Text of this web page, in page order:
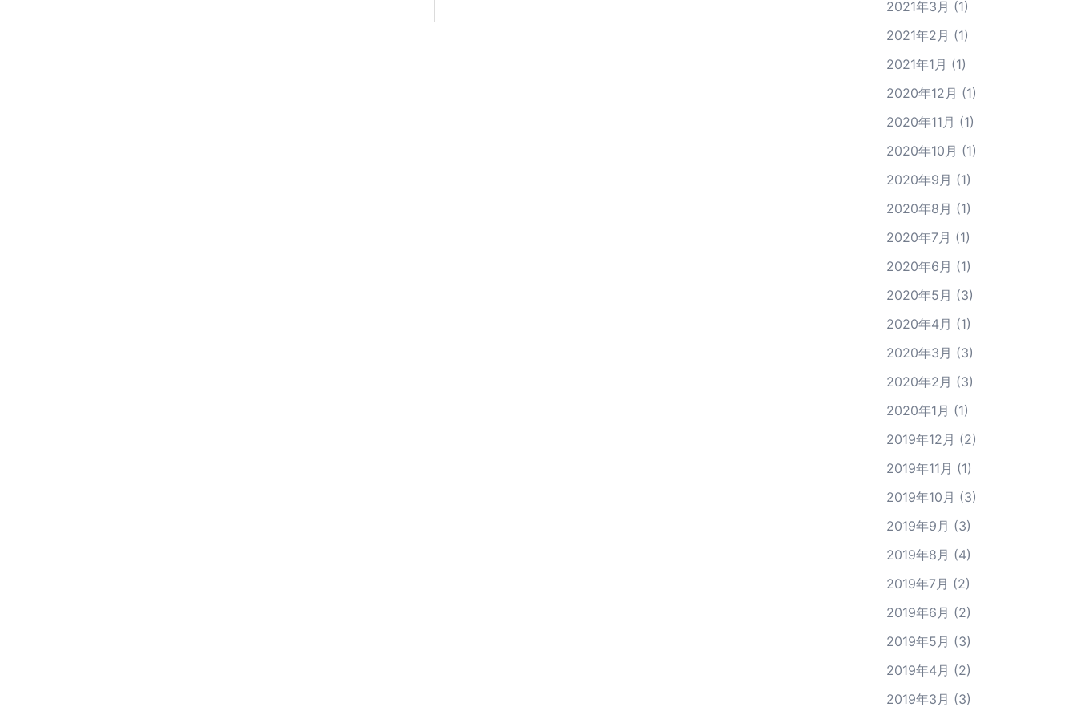
2021年3月 (1)
2021年2月 (1)
2021年1月 (1)
2020年12月 (1)
2020年11月 (1)
2020年10月 (1)
2020年9月 (1)
2020年8月 (1)
2020年7月 (1)
2020年6月 (1)
2020年5月 (3)
2020年4月 (1)
2020年3月 (3)
2020年2月 (3)
2020年1月 (1)
2019年12月 (2)
2019年11月 (1)
2019年10月 (3)
2019年9月 (3)
2019年8月 (4)
2019年7月 (2)
2019年6月 (2)
2019年5月 (3)
2019年4月 (2)
2019年3月 (3)